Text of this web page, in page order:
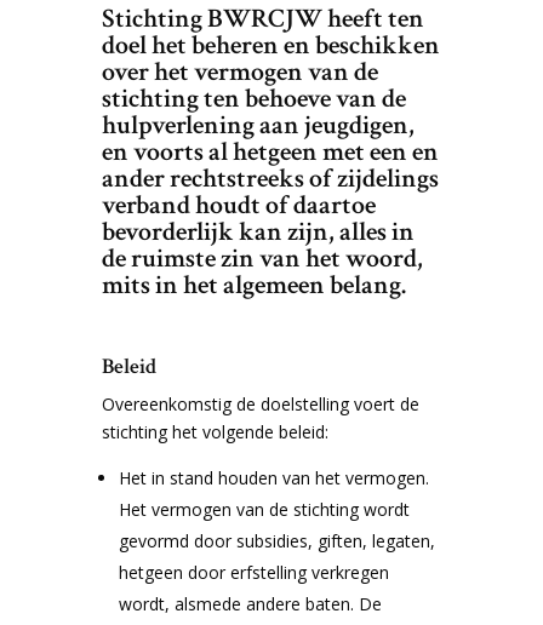
Stichting BWRCJW heeft ten
doel het beheren en beschikken
over het vermogen van de
stichting ten behoeve van de
hulpverlening aan jeugdigen,
en voorts al hetgeen met een en
ander rechtstreeks of zijdelings
verband houdt of daartoe
bevorderlijk kan zijn, alles in
de ruimste zin van het woord,
mits in het algemeen belang.
Beleid
Overeenkomstig de doelstelling voert de
stichting het volgende beleid:
Het in stand houden van het vermogen.
Het vermogen van de stichting wordt
gevormd door subsidies, giften, legaten,
hetgeen door erfstelling verkregen
wordt, alsmede andere baten. De